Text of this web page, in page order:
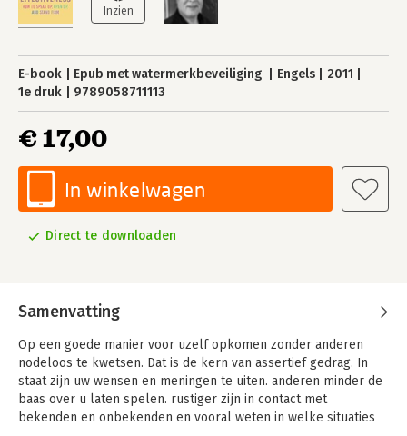
E-book Epub met watermerkbeveiliging Engels
2011
1e druk
9789058711113
€ 17,00
In winkelwagen
Direct te downloaden
Samenvatting
Op een goede manier voor uzelf opkomen zonder anderen
nodeloos te kwetsen. Dat is de kern van assertief gedrag. In
staat zijn uw wensen en meningen te uiten. anderen minder de
baas over u laten spelen. rustiger zijn in contact met
bekenden en onbekenden en vooral weten in welke situaties